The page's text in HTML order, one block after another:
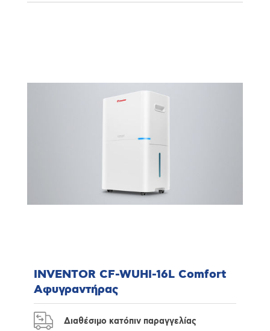
INVENTOR CF-WUHI-16L Comfort
Αφυγραντήρας
Διαθέσιμο κατόπιν παραγγελίας